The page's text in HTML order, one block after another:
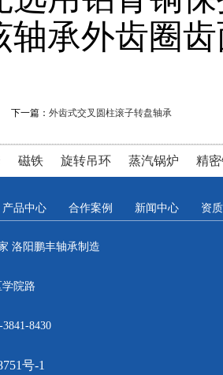
轴承外齿圈
下一篇： 外齿式交叉圆柱滚子转盘轴承
磁铁 旋转吊环 蒸汽锅炉 精
产品中心 合作案例 新闻中心 资
洛阳鹏丰轴承制造
院路
8430
号-1